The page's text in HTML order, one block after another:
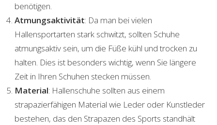
benötigen.
Atmungsaktivität: Da man bei vielen
Hallensportarten stark schwitzt, sollten Schuhe
atmungsaktiv sein, um die Füße kühl und trocken zu
halten. Dies ist besonders wichtig, wenn Sie längere
Zeit in Ihren Schuhen stecken müssen.
Material: Hallenschuhe sollten aus einem
strapazierfähigen Material wie Leder oder Kunstleder
bestehen, das den Strapazen des Sports standhält